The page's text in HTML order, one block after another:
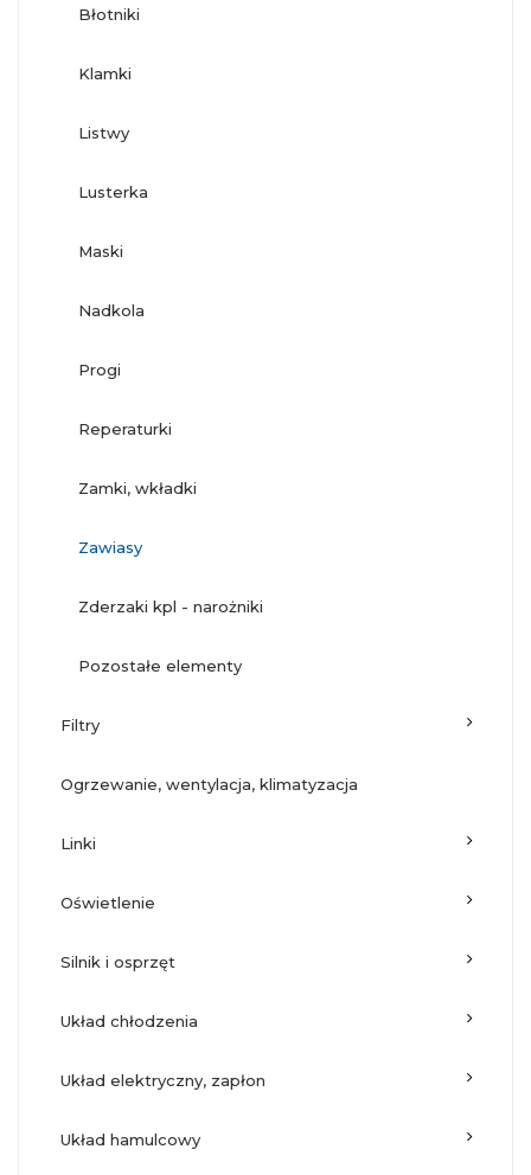
błotniki
klamki
listwy
lusterka
maski
nadkola
progi
reperaturki
zamki, wkładki
zawiasy
zderzaki kpl - narożniki
pozostałe elementy
filtry
ogrzewanie, wentylacja, klimatyzacja
linki
oświetlenie
silnik i osprzęt
układ chłodzenia
układ elektryczny, zapłon
układ hamulcowy